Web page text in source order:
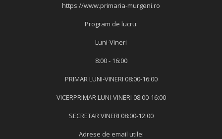
https://www.primaria-murgeni.ro
Program de lucru:
Luni-Vineri
8:00 - 16:00
PRIMAR LUNI-VINERI 08:00-16:00
VICERPRIMAR LUNI-VINERI 08:00-16:00
SECRETAR VINERI 08:00-12:00
Adrese de email utile: